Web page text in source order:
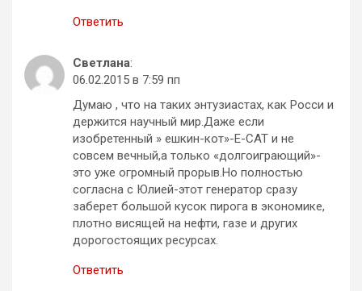
Ответить
Светлана:
06.02.2015 в 7:59 пп
Думаю , что на таких энтузиастах, как Росси и
держится научный мир.Даже если
изобретенный » ешкин-кот»-E-CAT и не
совсем вечный,а только «долгоиграющий»-
это уже огромный прорыв.Но полностью
согласна с Юлией-этот генератор сразу
заберет большой кусок пирога в экономике,
плотно висящей на нефти, газе и других
дорогостоящих ресурсах.
Ответить